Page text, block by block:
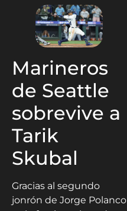
Marineros
de Seattle
sobrevive a
Tarik
Skubal
Gracias al segundo
jonrón de Jorge Polanco